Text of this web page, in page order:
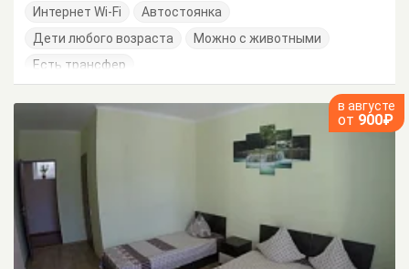
Интернет Wi-Fi
Автостоянка
Дети любого возраста
Можно с животными
Есть трансфер
в августе
от 900₽